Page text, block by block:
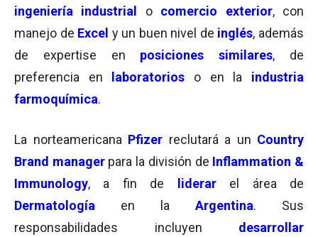
ingeniería industrial
o comercio exterior, con
manejo de Excel y un buen nivel de inglés, además
de expertise en posiciones similares, de
preferencia en
laboratorios o en la industria
farmoquímica.
La norteamericana Pfizer reclutará a un Country
Brand managerpara la división de Inflammation &
Immunology, a fin de liderarel área de
Dermatología en la Argentina. Sus
responsabilidades incluyen desarrollar